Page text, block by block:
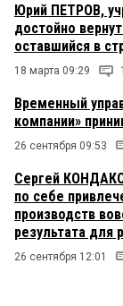
Юрий ПЕТРОВ,
достойно
оставшийся в
18 марта 09:29 1
Временный
компании»
26 сентября 09:53
Сергей
по себе
производств
результата для
26 сентября 12:01